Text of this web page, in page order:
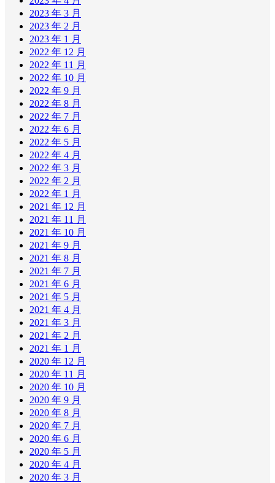
2023 年 3 月
2023 年 2 月
2023 年 1 月
2022 年 12 月
2022 年 11 月
2022 年 10 月
2022 年 9 月
2022 年 8 月
2022 年 7 月
2022 年 6 月
2022 年 5 月
2022 年 4 月
2022 年 3 月
2022 年 2 月
2022 年 1 月
2021 年 12 月
2021 年 11 月
2021 年 10 月
2021 年 9 月
2021 年 8 月
2021 年 7 月
2021 年 6 月
2021 年 5 月
2021 年 4 月
2021 年 3 月
2021 年 2 月
2021 年 1 月
2020 年 12 月
2020 年 11 月
2020 年 10 月
2020 年 9 月
2020 年 8 月
2020 年 7 月
2020 年 6 月
2020 年 5 月
2020 年 4 月
2020 年 3 月